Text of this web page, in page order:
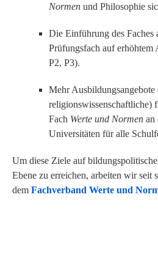
Normen und Philosophie
Die Einführung des Faches
Prüfungsfach auf erhöhtem
P2, P3).
Mehr Ausbildungsangebote
religionswissenschaftliche)
Fach Werte und Normen an
Universitäten für alle
Um diese Ziele auf
Ebene zu erreichen, arbeiten wir seit
dem Fachverband Werte und